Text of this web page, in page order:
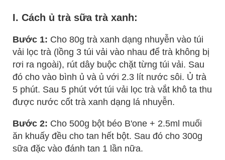
I. Cách ủ trà sữa trà xanh:
Bước 1: Cho 80g trà xanh dạng nhuyễn vào túi
vải lọc trà (lồng 3 túi vải vào nhau để trà không bị
rơi ra ngoài), rút dây buộc chặt từng túi vải. Sau
đó cho vào bình ủ và ủ với 2.3 lít nước sôi. Ủ trà
5 phút. Sau 5 phút vớt túi vải lọc trà vắt khô ta thu
được nước cốt trà xanh dạng lá nhuyễn.
Bước 2: Cho 500g bột béo B'one + 2.5ml muối
ăn khuấy đều cho tan hết bột. Sau đó cho 300g
sữa đặc vào đánh tan 1 lần nữa.